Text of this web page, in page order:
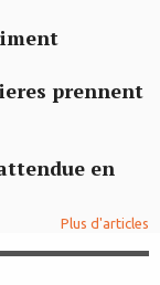
prennent
en
Plus d'articles